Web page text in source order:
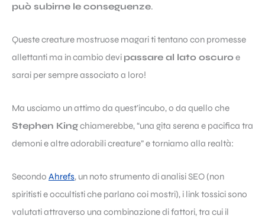
può subirne le conseguenze.
Queste creature mostruose magari ti tentano con promesse
allettanti ma in cambio devi passare al lato oscuroe
sarai per sempre associato a loro!
Ma usciamo un attimo da quest’incubo, o da quello che
Stephen Kingchiamerebbe, “una gita serena e pacifica tra
demoni e altre adorabili creature” e torniamo alla realtà:
Secondo Ahrefs, un noto strumento di analisi SEO (non
spiritisti e occultisti che parlano coi mostri), i link tossici sono
valutati attraverso una combinazione di fattori, tra cui il